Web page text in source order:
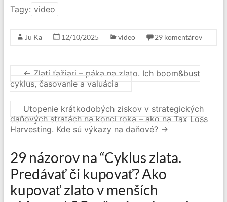
Tagy: video
Ju Ka 12/10/2025 video 29 komentárov
← Zlatí ťažiari – páka na zlato. Ich boom&bust
cyklus, časovanie a valuácia
Utopenie krátkodobých ziskov v strategických
daňových stratách na konci roka – ako na Tax Loss
Harvesting. Kde sú výkazy na daňové? →
29 názorov na “Cyklus zlata.
Predávať či kupovať? Ako
kupovať zlato v menších